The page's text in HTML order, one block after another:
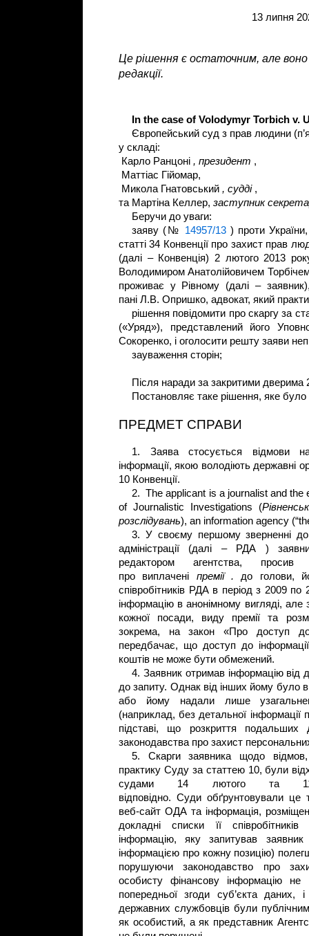
13 липня
Це рішення є остаточним, але воно
редакції.
In the case of Volodymyr Torbich v.
Європейський суд з прав людини
у складі:
Карло Ранцоні , президент ,
Маттіас Гійомар,
Микола Гнатовський , судді ,
та Мартіна Келлер, заступник
Беручи до уваги:
заяву (№ 14957/13) проти
статті 34 Конвенції про захист прав
(далі – Конвенція) 2 лютого 2013
Володимиром Анатолійовичем
проживає у Рівному (далі –
пані Л.В. Опришко, адвокат, який
рішення повідомити про скаргу за
(«Уряд»), представлений його
Сокоренко, і оголосити решту заяви
зауваження сторін;
Після наради за закритими дверима
Постановляє таке рішення, яке
ПРЕДМЕТ СПРАВИ
1. Заява стосується відмови
інформації, якою володіють державні
10 Конвенції.
2. The applicant is a journalist and the
of Journalistic Investigations (
розслідувань), an information agency
3. У своєму першому зверненні до
адміністрації (далі – РДА )
редактором агентства,
про виплачені премії .до голови,
співробітників РДА в період з 2009
інформацію в анонімному вигляді,
кожної посади, виду премії та
зокрема, на закон «Про доступ до
передбачає, що доступ до
коштів не може бути обмежений.
4. Заявник отримав інформацію від
до запиту. Однак від інших йому було
або йому надали лише
(наприклад, без детальної інформації
підставі, що розкриття
законодавства про захист
5. Скарги заявника щодо
практику Суду за статтею 10, були
судами 14 лютого та
відповідно. Суди обґрунтовували
веб-сайт ОДА та інформація,
докладні списки її
інформацію, яку запитував
інформацією про кожну позицію)
порушуючи законодавство про
особисту фінансову інформацію
попередньої згоди суб’єкта даних,
державних службовців були
як особистий, а як представник